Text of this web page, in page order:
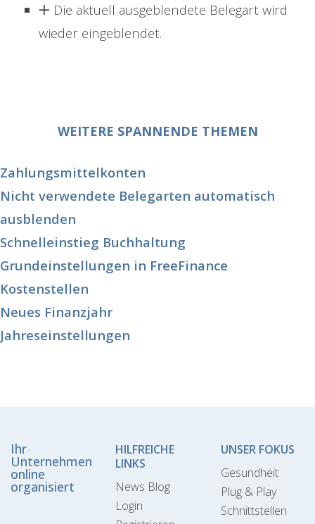
Die aktuell ausgeblendete Belegart wird
wieder eingeblendet.
WEITERE SPANNENDE THEMEN
Zahlungsmittelkonten
Nicht verwendete Belegarten automatisch
ausblenden
Schnelleinstieg Buchhaltung
Grundeinstellungen in FreeFinance
Kostenstellen
Neues Finanzjahr
Jahreseinstellungen
Ihr
Unternehmen
online
organisiert
HILFREICHE
LINKS
News Blog
Login
UNSER FOKUS
Gesundheit
Plug & Play
Schnittstellen